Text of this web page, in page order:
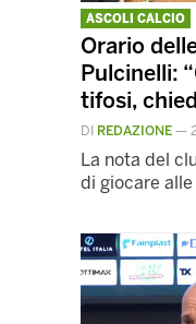
ASCOLI CALCIO
Orario
Pulcinelli:
tifosi,
DI REDAZIONE —
La nota del
di giocare